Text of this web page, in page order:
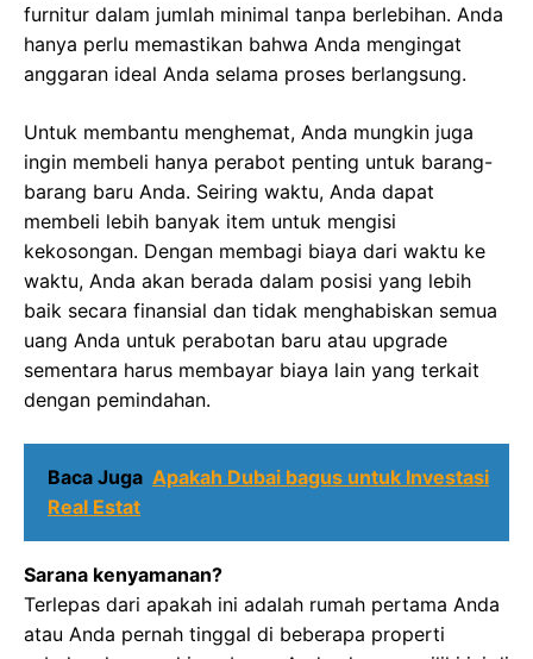
furnitur dalam jumlah minimal tanpa berlebihan. Anda
hanya perlu memastikan bahwa Anda mengingat
anggaran ideal Anda selama proses berlangsung.
Untuk membantu menghemat, Anda mungkin juga
ingin membeli hanya perabot penting untuk barang-
barang baru Anda. Seiring waktu, Anda dapat
membeli lebih banyak item untuk mengisi
kekosongan. Dengan membagi biaya dari waktu ke
waktu, Anda akan berada dalam posisi yang lebih
baik secara finansial dan tidak menghabiskan semua
uang Anda untuk perabotan baru atau upgrade
sementara harus membayar biaya lain yang terkait
dengan pemindahan.
Baca Juga Apakah Dubai bagus untuk Investasi
Real Estat
Sarana kenyamanan?
Terlepas dari apakah ini adalah rumah pertama Anda
atau Anda pernah tinggal di beberapa properti